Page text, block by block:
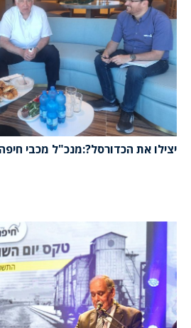
יצילו את הכדורסל?:מנכ"ל מכבי